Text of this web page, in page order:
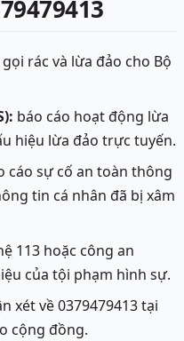
rác và lừa đảo cho Bộ
báo cáo hoạt động lừa
hiệu lừa đảo trực tuyến.
cáo sự cố an toàn thông
tin cá nhân đã bị xâm
113 hoặc công an
của tội phạm hình sự.
xét về 0379479413 tại
cộng đồng.